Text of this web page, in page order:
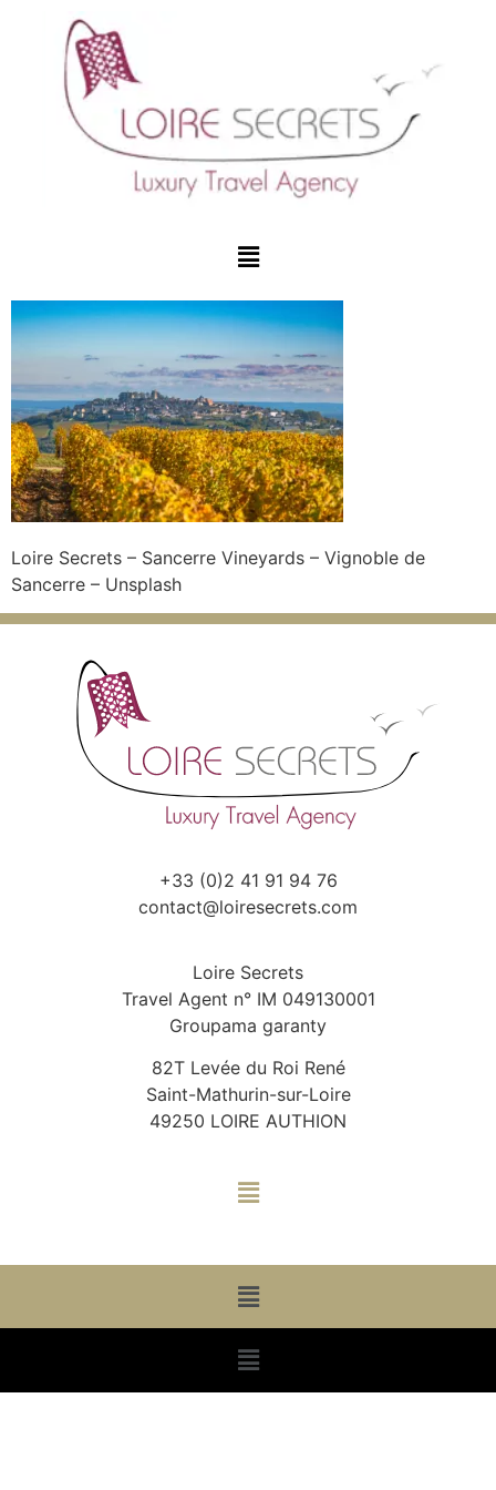
Loire Secrets – Sancerre Vineyards – Vignoble de
Sancerre – Unsplash
+33 (0)2 41 91 94 76
contact@loiresecrets.com
Loire Secrets
Travel Agent n° IM 049130001
Groupama garanty
82T Levée du Roi René
Saint-Mathurin-sur-Loire
49250 LOIRE AUTHION